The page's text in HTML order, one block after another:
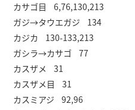
カサゴ目 6,76,130,213
ガジ→タウエガジ 134
カジカ 130-133,213
ガシラ→カサゴ 77
カスザメ 31
カスザメ目 31
カスミアジ 92,96